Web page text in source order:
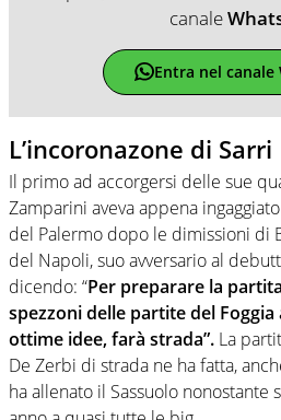
canale
Entra nel canale
L’incoronazone di Sarri
Il primo ad accorgersi delle sue
Zamparini aveva appena
del Palermo dopo le dimissioni di
del Napoli, suo avversario al
dicendo: “Per preparare la
spezzoni delle partite del Foggia
ottime idee, farà strada”. La
De Zerbi di strada ne ha fatta,
ha allenato il Sassuolo nonostante